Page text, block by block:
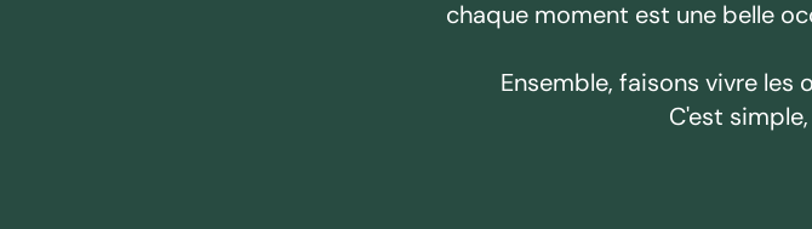
chaque moment est une belle
Ensemble, faisons vivre les
C'est